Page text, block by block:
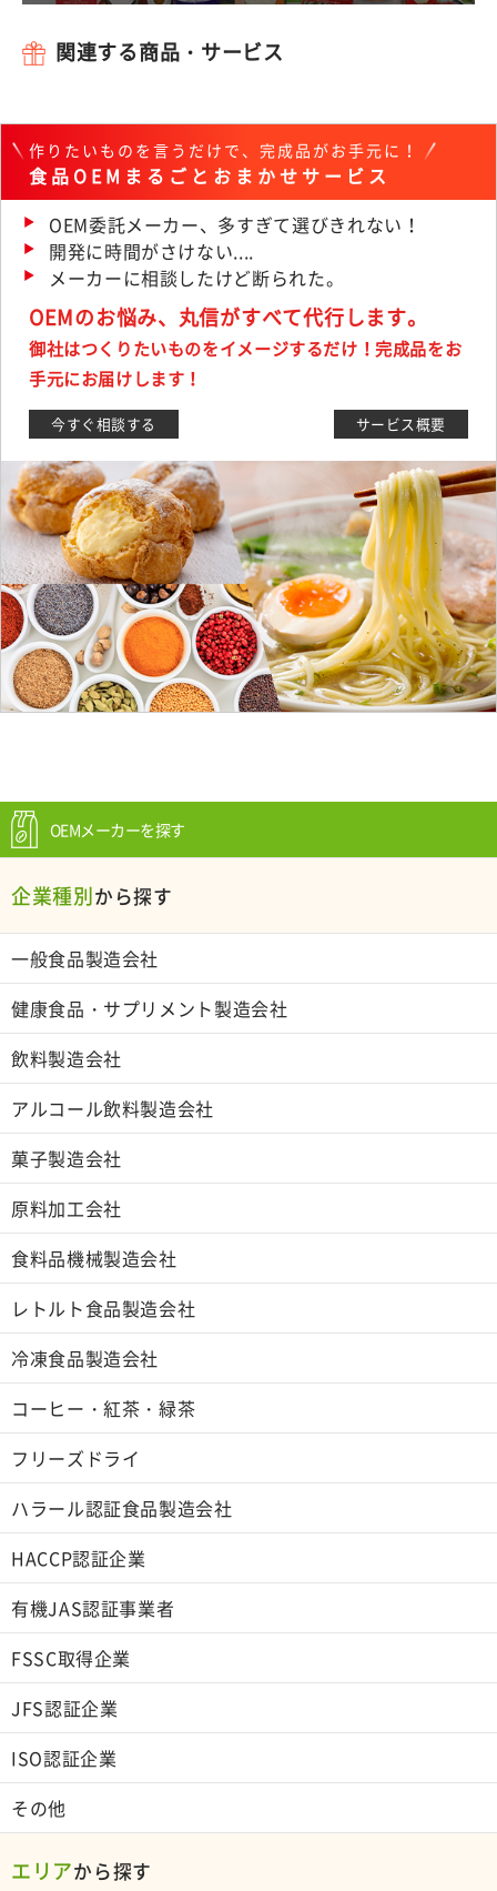
OEMメーカーを探す
企業種別から探す
一般食品製造会社
健康食品・サプリメント製造会社
飲料製造会社
アルコール飲料製造会社
菓子製造会社
原料加工会社
食料品機械製造会社
レトルト食品製造会社
冷凍食品製造会社
コーヒー・紅茶・緑茶
フリーズドライ
ハラール認証食品製造会社
HACCP認証企業
有機JAS認証事業者
FSSC取得企業
JFS認証企業
ISO認証企業
その他
エリアから探す
関連する商品・サービス
作りたいものを言うだけで、完成品がお手元に！
食品OEMまるごとおまかせサービス
OEM委託メーカー、多すぎて選びきれない！
開発に時間がさけない....
メーカーに相談したけど断られた。
OEMのお悩み、丸信がすべて代行します。
御社はつくりたいものをイメージするだけ！完成品をお
手元にお届けします！
今すぐ相談する サービス概要